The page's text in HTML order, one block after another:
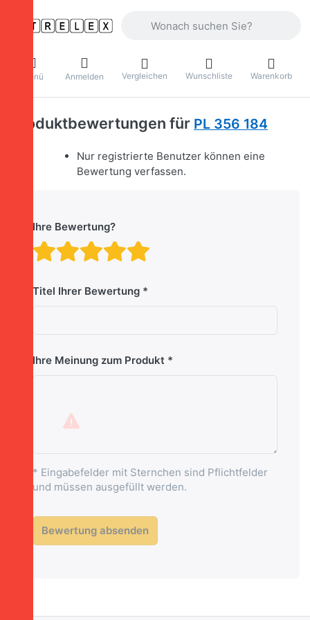
Menü Anmelden Vergleichen Wunschliste Warenkorb
Produktbewertungen für PL 356 184
Nur registrierte Benutzer können eine
Bewertung verfassen.
Ihre Bewertung?
Bewertung: 4 von
Bewertung: 3 von 5
Bewertung: 2 von 5
Bewertung: 1 von 5
Titel Ihrer Bewertung
Ihre Meinung zum Produkt
* Eingabefelder mit Sternchen sind Pflichtfelder
und müssen ausgefüllt werden.
Bewertung absenden